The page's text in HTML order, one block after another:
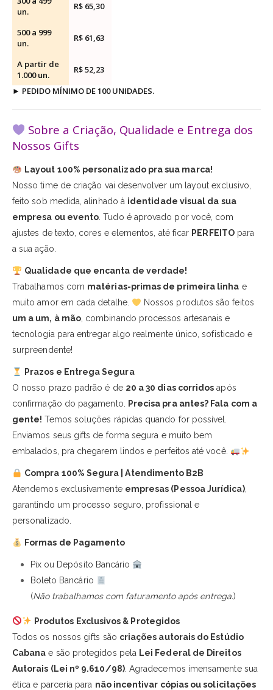
un.
R$ 65,30
500 a 999
un.
R$ 61,63
A partir de
1.000 un.
R$ 52,23
► PEDIDO MÍNIMO DE 100 UNIDADES.
Sobre a Criação, Qualidade e Entrega dos
Nossos Gifts
Layout 100% personalizado pra sua marca!
Nosso time de criação vai desenvolver um layout exclusivo,
feito sob medida, alinhado à identidade visual da sua
empresa ou evento . Tudo é aprovado por você, com
ajustes de texto, cores e elementos, até ficar PERFEITOpara
a sua ação.
Qualidade que encanta de verdade!
Trabalhamos com matérias-primas de primeira linha e
muito amor em cada detalhe.
Nossos produtos são feitos
um a um, à mão, combinando processos artesanais e
tecnologia para entregar algo realmente único, sofisticado e
surpreendente!
Prazos e Entrega Segura
O nosso prazo padrão é de 20 a 30 dias corridos após
confirmação do pagamento.
Precisa pra antes? Fala com a
gente! Temos soluções rápidas quando for possível.
Enviamos seus gifts de forma segura e muito bem
embalados, pra chegarem lindos e perfeitos até você.
Compra 100% Segura | Atendimento B2B
Atendemos exclusivamente empresas (Pessoa Jurídica),
garantindo um processo seguro, profissional e
personalizado.
Formas de Pagamento
Pix ou Depósito Bancário
Boleto Bancário
(Não trabalhamos com faturamento após entrega.)
Produtos Exclusivos & Protegidos
Todos os nossos gifts são criações autorais do Estúdio
Cabana e são protegidos pela Lei Federal de Direitos
Autorais (Lei nº 9.610/98). Agradecemos imensamente sua
ética e parceria para não incentivar cópias ou solicitações